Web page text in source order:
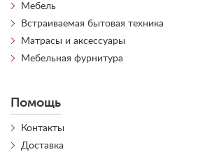
Мебель
Встраиваемая бытовая техника
Матрасы и аксессуары
Мебельная фурнитура
Помощь
Контакты
Доставка